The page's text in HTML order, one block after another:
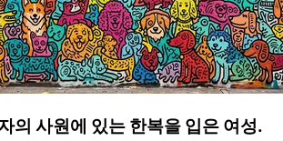
의 사원에 있는 한복을 입은 여성.